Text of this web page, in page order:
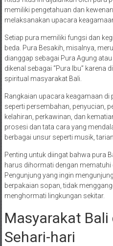
memiliki pengetahuan dan
melaksanakan upacara
Setiap pura memiliki fungsi dan
beda. Pura Besakih, misalnya,
dianggap sebagai Pura Agung
dikenal sebagai “Pura Ibu” karena
spiritual masyarakat Bali.
Rangkaian upacara keagamaan di
seperti persembahan, penyucian,
kelahiran, perkawinan, dan
prosesi dan tata cara yang
berbagai unsur seperti musik,
Penting untuk diingat bahwa pura
harus dihormati dengan mematuhi
Pengunjung yang ingin
berpakaian sopan, tidak
menghormati lingkungan sekitar.
Masyarakat
Sehari-hari